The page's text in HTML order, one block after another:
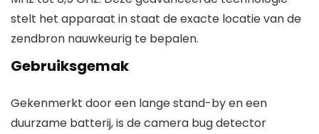
stelt het apparaat in staat de exacte locatie van de
zendbron nauwkeurig te bepalen.
Gebruiksgemak
Gekenmerkt door een lange stand-by en een
duurzame batterij, is de camera bug detector